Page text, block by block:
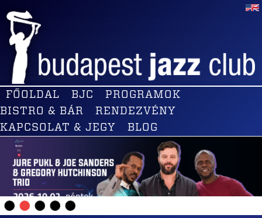
FŐOLDAL BJC
PROGRAMOK
BISTRO & BÁR
RENDEZVÉNY
KAPCSOLAT & JEGY
BLOG